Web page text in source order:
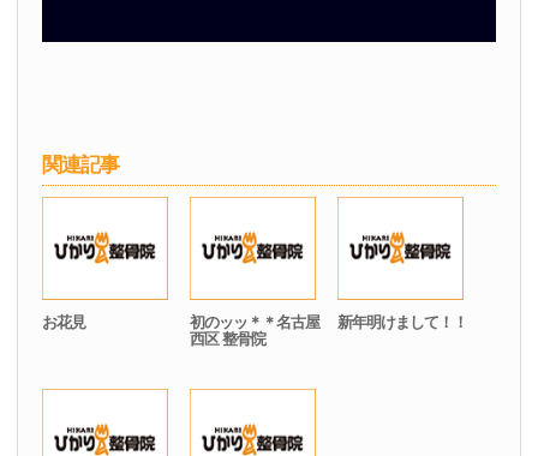
関連記事
お花見
初のッッ＊＊名古屋
西区 整骨院
新年明けまして！！